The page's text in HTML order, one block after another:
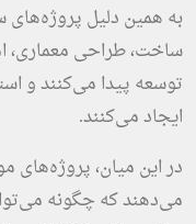
به همین دلیل پروژه‌های
ساخت، طراحی معماری،
توسعه پیدا می‌کنند و
ایجاد می‌کنند.
در این میان،
می‌دهند که چگونه